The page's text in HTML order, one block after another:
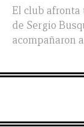
El club afronta
de Sergio
acompañaron